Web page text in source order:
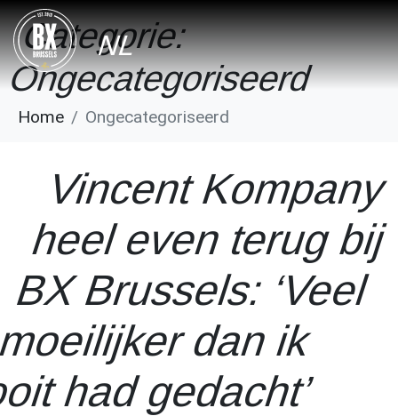
NL
Categorie:
Ongecategoriseerd
Home Ongecategoriseerd
Vincent Kompany
heel even terug bij
BX Brussels: ‘Veel
dan ik
had gedacht’